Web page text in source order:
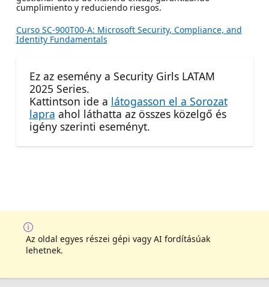
cumplimiento y reduciendo riesgos.
Curso SC-900T00-A: Microsoft Security, Compliance, and
Identity Fundamentals
Ez az esemény a Security Girls LATAM
2025 Series.
Kattintson ide a látogasson el a Sorozat
lapra ahol láthatta az összes közelgő és
igény szerinti eseményt.
Az oldal egyes részei gépi vagy AI fordításúak
lehetnek.